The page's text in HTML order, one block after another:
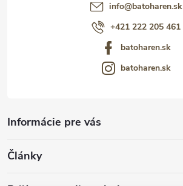
Informácie pre vás
Články
info@batoharen.sk
+421 222 205 461
batoharen.sk
batoharen.sk